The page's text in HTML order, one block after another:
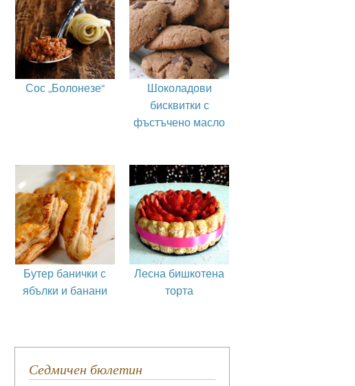
Сос „Болонезе“
Шоколадови
бисквитки с
фъстъчено масло
Бутер банички с
ябълки и банани
Лесна бишкотена
торта
Седмичен бюлетин